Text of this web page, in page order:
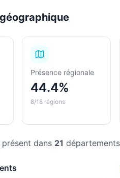
Présence régionale
44.4%
8/18 régions
dans 21